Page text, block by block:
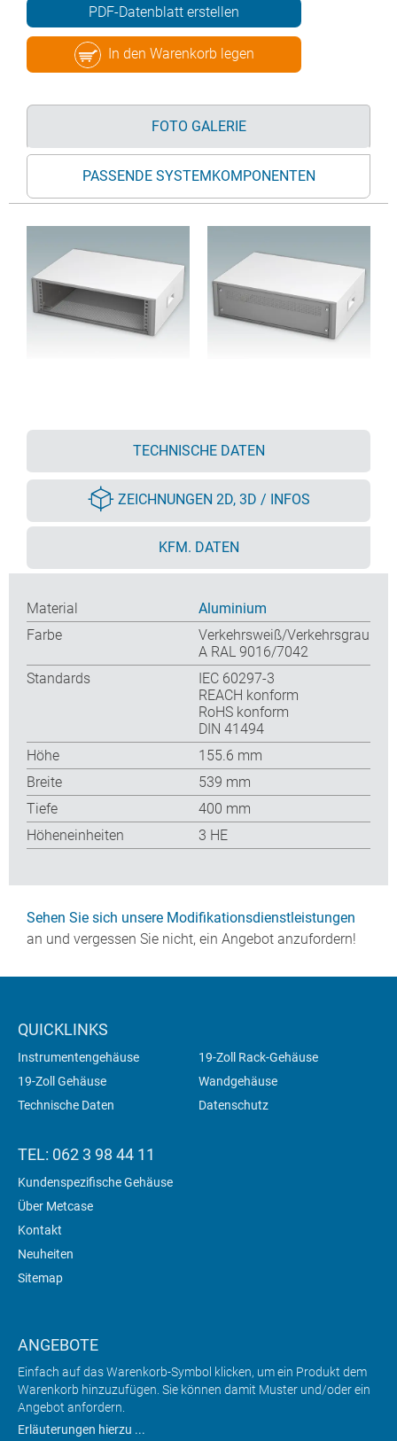
PDF-Datenblatt erstellen
In den Warenkorb legen
FOTO GALERIE
PASSENDE SYSTEMKOMPONENTEN
TECHNISCHE DATEN
ZEICHNUNGEN 2D, 3D / INFOS
KFM. DATEN
Material
Aluminium
Farbe
Verkehrsweiß/Verkehrsgrau
A RAL 9016/7042
Standards
IEC 60297-3
REACH konform
RoHS konform
DIN 41494
Höhe
155.6 mm
Breite
539 mm
Tiefe
400 mm
Höheneinheiten
3 HE
Sehen Sie sich unsere Modifikationsdienstleistungen
an und vergessen Sie nicht, ein Angebot anzufordern!
QUICKLINKS
Instrumentengehäuse
19-Zoll Rack-Gehäuse
19-Zoll Gehäuse
Wandgehäuse
Technische Daten
Datenschutz
TEL: 062 3 98 44 11
Kundenspezifische Gehäuse
Über Metcase
Kontakt
Neuheiten
Sitemap
ANGEBOTE
Einfach auf das Warenkorb-Symbol klicken, um ein Produkt dem
Warenkorb hinzuzufügen. Sie können damit Muster und/oder ein
Angebot anfordern.
Erläuterungen hierzu ...